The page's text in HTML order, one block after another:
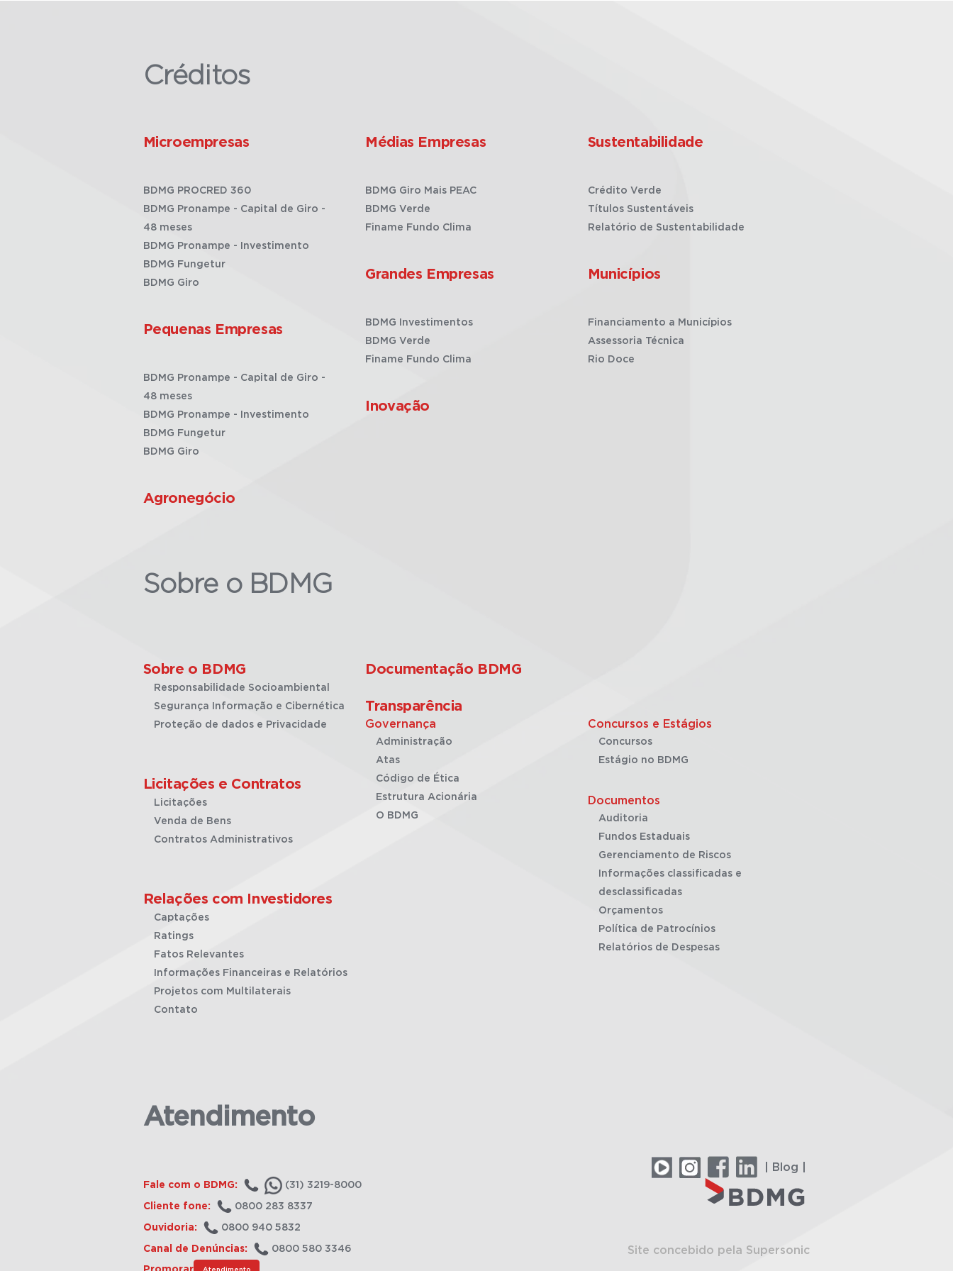
Créditos
Microempresas
BDMG PROCRED 360
BDMG Pronampe - Capital de Giro -
48 meses
BDMG Pronampe - Investimento
BDMG Fungetur
BDMG Giro
Pequenas Empresas
BDMG Pronampe - Capital de Giro -
48 meses
BDMG Pronampe - Investimento
BDMG Fungetur
BDMG Giro
Agronegócio
Médias Empresas
BDMG Giro Mais PEAC
BDMG Verde
Finame Fundo Clima
Grandes Empresas
BDMG Investimentos
BDMG Verde
Finame Fundo Clima
Inovação
Sustentabilidade
Crédito Verde
Títulos Sustentáveis
Relatório de Sustentabilidade
Municípios
Financiamento a Municípios
Assessoria Técnica
Rio Doce
Sobre o BDMG
Sobre o BDMG
Responsabilidade Socioambiental
Segurança Informação e Cibernética
Proteção de dados e Privacidade
Licitações e Contratos
Licitações
Venda de Bens
Contratos Administrativos
Relações com Investidores
Captações
Ratings
Fatos Relevantes
Informações Financeiras e Relatórios
Projetos com Multilaterais
Contato
Documentação BDMG
Transparência
Governança
Administração
Atas
Código de Ética
Estrutura Acionária
O BDMG
Concursos e Estágios
Concursos
Estágio no BDMG
Documentos
Auditoria
Fundos Estaduais
Gerenciamento de Riscos
Informações classificadas e
desclassificadas
Orçamentos
Política de Patrocínios
Relatórios de Despesas
Atendimento
Fale com o BDMG: (31) 3219-8000
Cliente fone: 0800 283 8337
Ouvidoria: 0800 940 5832
Canal de Denúncias: 0800 580 3346
Atendimento
| Blog |
Site concebido pela Supersonic